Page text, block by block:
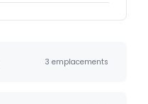
3 emplacements